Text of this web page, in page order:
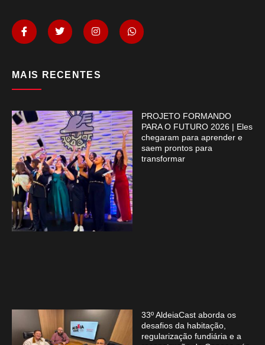
MAIS RECENTES
PROJETO FORMANDO
PARA O FUTURO 2026 | Eles
chegaram para aprender e
saem prontos para
transformar
33º AldeiaCast aborda os
desafios da habitação,
regularização fundiária e a